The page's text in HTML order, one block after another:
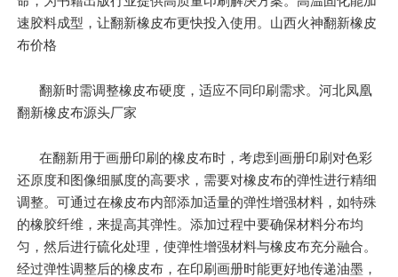
速胶料成型，让翻新橡皮布更快投入使用。山西火神翻新橡皮
布价格
翻新时需调整橡皮布硬度，适应不同印刷需求。河北凤凰
翻新橡皮布源头厂家
在翻新用于画册印刷的橡皮布时，考虑到画册印刷对色彩
还原度和图像细腻度的高要求，需要对橡皮布的弹性进行精细
调整。可通过在橡皮布内部添加适量的弹性增强材料，如特殊
的橡胶纤维，来提高其弹性。添加过程中要确保材料分布均
匀，然后进行硫化处理，使弹性增强材料与橡皮布充分融合。
经过弹性调整后的橡皮布，在印刷画册时能更好地传递油墨，